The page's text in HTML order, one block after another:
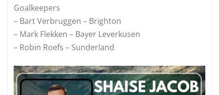
Goalkeepers
– Bart Verbruggen – Brighton
– Mark Flekken – Bayer Leverkusen
– Robin Roefs – Sunderland